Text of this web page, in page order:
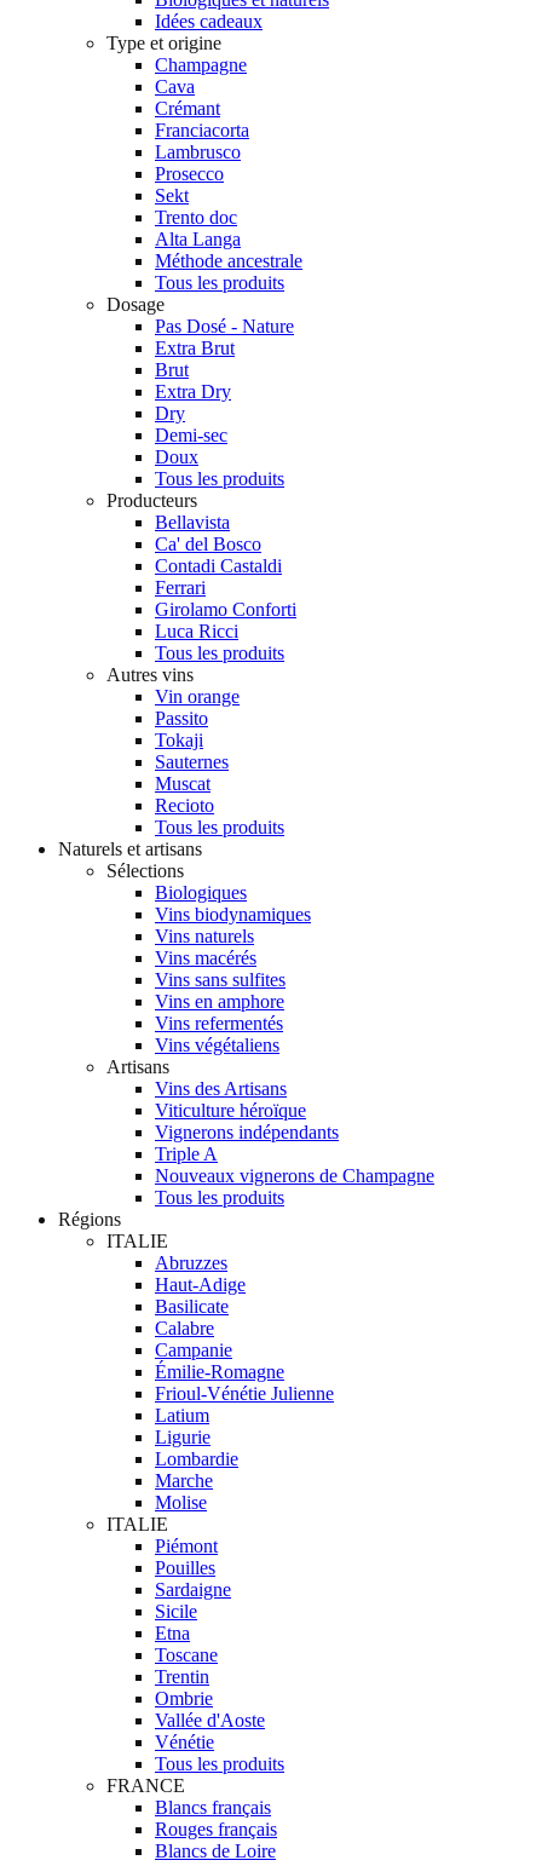
Idées cadeaux
Type et origine
Champagne
Cava
Crémant
Franciacorta
Lambrusco
Prosecco
Sekt
Trento doc
Alta Langa
Méthode ancestrale
Tous les produits
Dosage
Pas Dosé - Nature
Extra Brut
Brut
Extra Dry
Dry
Demi-sec
Doux
Tous les produits
Producteurs
Bellavista
Ca' del Bosco
Contadi Castaldi
Ferrari
Girolamo Conforti
Luca Ricci
Tous les produits
Autres vins
Vin orange
Passito
Tokaji
Sauternes
Muscat
Recioto
Tous les produits
Naturels et artisans
Sélections
Biologiques
Vins biodynamiques
Vins naturels
Vins macérés
Vins sans sulfites
Vins en amphore
Vins refermentés
Vins végétaliens
Artisans
Vins des Artisans
Viticulture héroïque
Vignerons indépendants
Triple A
Nouveaux vignerons de Champagne
Tous les produits
Régions
ITALIE
Abruzzes
Haut-Adige
Basilicate
Calabre
Campanie
Émilie-Romagne
Frioul-Vénétie Julienne
Latium
Ligurie
Lombardie
Marche
Molise
ITALIE
Piémont
Pouilles
Sardaigne
Sicile
Etna
Toscane
Trentin
Ombrie
Vallée d'Aoste
Vénétie
Tous les produits
FRANCE
Blancs français
Rouges français
Blancs de Loire